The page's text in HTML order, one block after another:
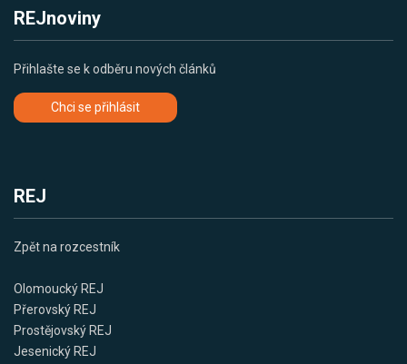
REJnoviny
Přihlašte se k odběru nových článků
Chci se přihlásit
REJ
Zpět na rozcestník
Olomoucký REJ
Přerovský REJ
Prostějovský REJ
Jesenický REJ